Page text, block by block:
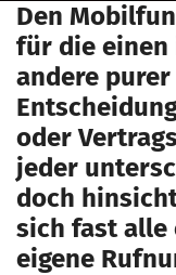
Den
für die einen
andere
oder
jeder
doch
sich fast alle
eigene